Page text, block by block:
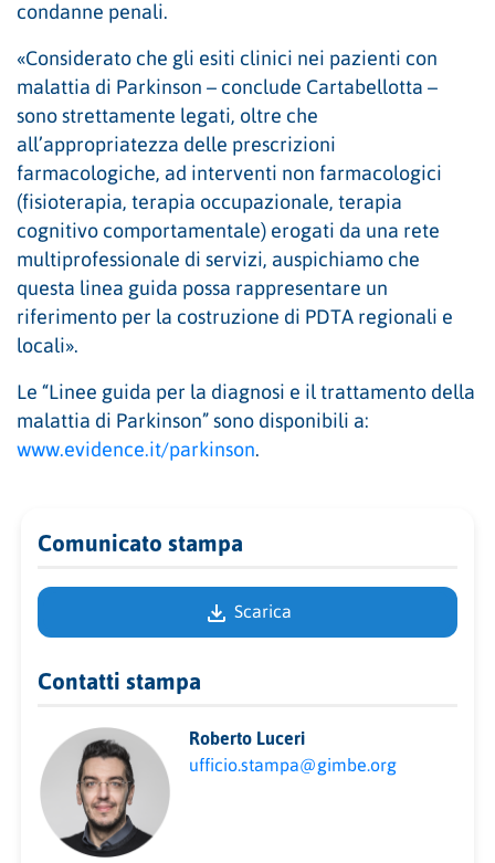
condanne penali.
«Considerato che gli esiti clinici nei pazienti con
malattia di Parkinson – conclude Cartabellotta –
sono strettamente legati, oltre che
all’appropriatezza delle prescrizioni
farmacologiche, ad interventi non farmacologici
(fisioterapia, terapia occupazionale, terapia
cognitivo comportamentale) erogati da una rete
multiprofessionale di servizi, auspichiamo che
questa linea guida possa rappresentare un
riferimento per la costruzione di PDTA regionali e
locali».
Le “Linee guida per la diagnosi e il trattamento della
malattia di Parkinson” sono disponibili a:
www.evidence.it/parkinson.
Comunicato stampa
Scarica
Contatti stampa
Roberto Luceri
ufficio.stampa@gimbe.org